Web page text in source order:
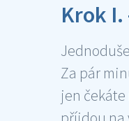
Krok I.
Za pár
jen